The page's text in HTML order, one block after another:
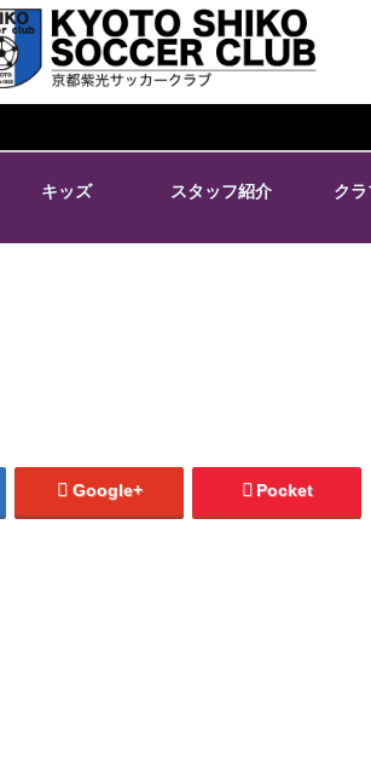
キッズ スタッフ紹介 ク
Google+ Pocket